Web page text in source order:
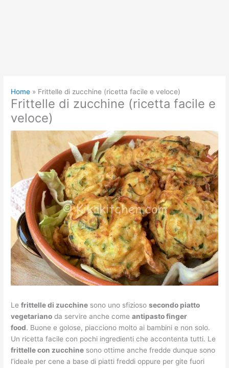
Home Frittelle di zucchine (ricetta facile e veloce)
Frittelle di zucchine (ricetta facile e
veloce)
Lefrittelle di zucchine sono uno sfiziososecondo piatto
vegetariano da servire anche comeantipasto finger
food. Buone e golose, piacciono molto ai bambini e non solo.
Un ricetta facile con pochi ingredienti che accontenta tutti. Le
frittelle con zucchine sono ottime anche fredde dunque sono
l’ideale per cene a base di piatti freddi oppure per gite fuori